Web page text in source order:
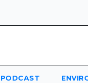
PODCAST